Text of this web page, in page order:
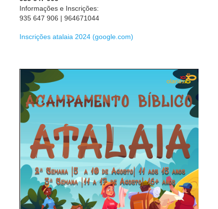
Informações e Inscrições:
935 647 906 | 964671044
Inscrições atalaia 2024 (google.com)